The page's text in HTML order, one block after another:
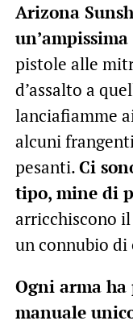
Arizona
pistole alle
d’assalto a
lanciafiamme
alcuni
pesanti.Ci
tipo, mine di
arricchiscono
un connubio
Ogni arma
manuale